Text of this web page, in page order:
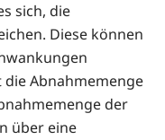
sich, die
Diese können
Abnahmemenge
der
über eine